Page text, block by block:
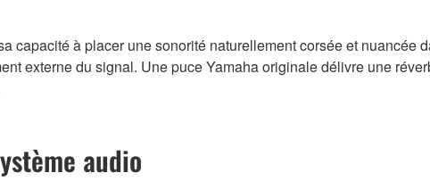
à placer une sonorité naturellement corsée et nuancée
externe du signal. Une puce Yamaha originale délivre une
audio